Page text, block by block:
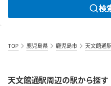
検
TOP 鹿児島県 鹿児島市 天文館通
天文館通駅周辺の駅から探す